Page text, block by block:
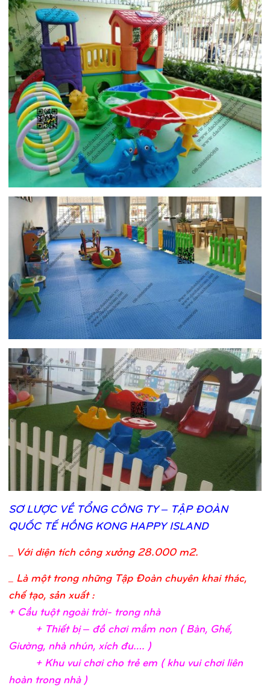
SƠLƯỢC VỀTỔNG CÔNG TY – TẬP ĐOÀN
QUỐC TẾHỒNG KONG HAPPY ISLAND
Với diện tích công xưởng 28.000 m2.
_ Là một trong những Tập Đoàn chuyên khai thác,
chế tạo, sản xuất :
+ Cầu tuột ngoài trời- trong nhà
+ Thiết bị– đồchơi mầm non ( Bàn, Ghế,
Giường, nhà nhún, xích đu…. )
+ Khu vui chơi cho trẻem ( khu vui chơi liên
hoàn trong nhà )